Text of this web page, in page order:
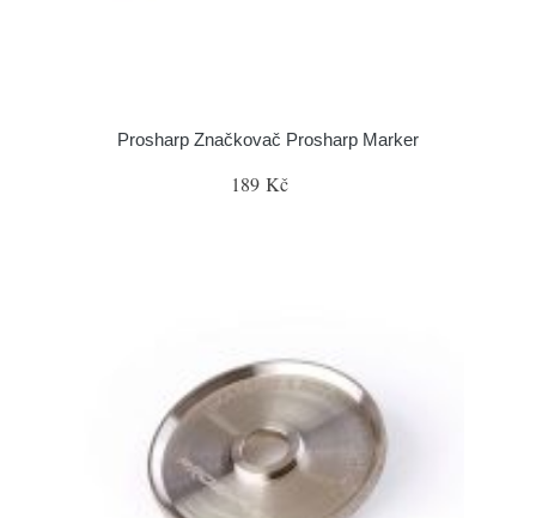
Prosharp Značkovač Prosharp Marker
189 Kč